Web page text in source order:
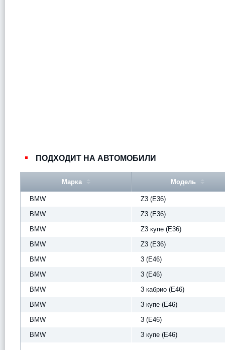
ПОДХОДИТ НА АВТОМОБИЛИ
Марка Модель
BMW
Z3 (E36)
BMW
Z3 (E36)
BMW
Z3 купе (E36)
BMW
Z3 (E36)
BMW
3 (E46)
BMW
3 (E46)
BMW
3 кабрио (E46)
BMW
3 купе (E46)
BMW
3 (E46)
BMW
3 купе (E46)